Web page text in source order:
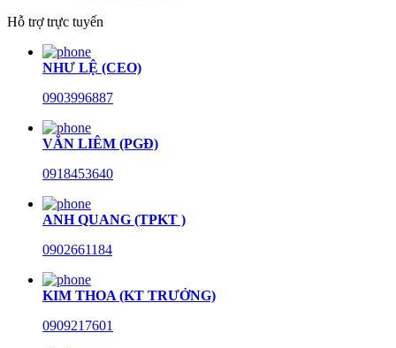
Hỗ trợ trực tuyến
NHƯ LỆ (CEO)
0903996887
VĂN LIÊM (PGĐ)
0918453640
ANH QUANG (TPKT )
0902661184
KIM THOA (KT TRƯỞNG)
0909217601